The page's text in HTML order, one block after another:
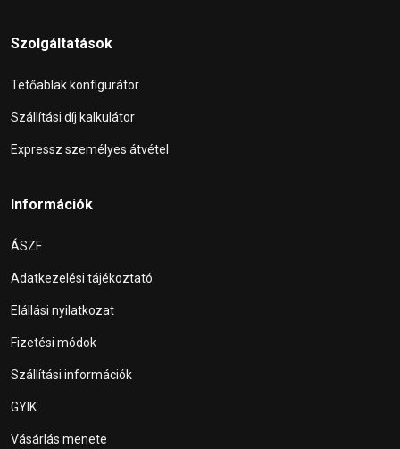
Szolgáltatások
Tetőablak konfigurátor
Szállítási díj kalkulátor
Expressz személyes átvétel
Információk
ÁSZF
Adatkezelési tájékoztató
Elállási nyilatkozat
Fizetési módok
Szállítási információk
GYIK
Vásárlás menete